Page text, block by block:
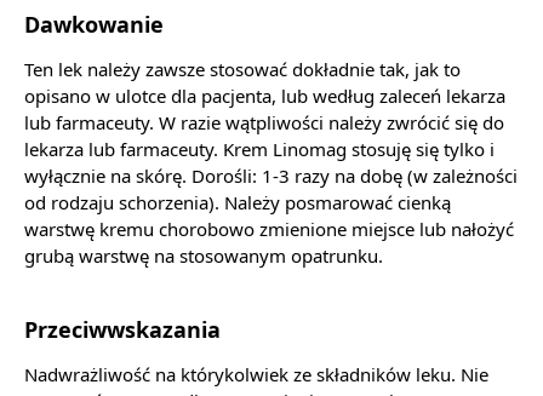
Dawkowanie
Ten lek należy zawsze stosować dokładnie tak, jak to
opisano w ulotce dla pacjenta, lub według zaleceń lekarza
lub farmaceuty. W razie wątpliwości należy zwrócić się do
lekarza lub farmaceuty. Krem Linomag stosuję się tylko i
wyłącznie na skórę. Dorośli: 1-3 razy na dobę (w zależności
od rodzaju schorzenia). Należy posmarować cienką
warstwę kremu chorobowo zmienione miejsce lub nałożyć
grubą warstwę na stosowanym opatrunku.
Przeciwwskazania
Nadwrażliwość na którykolwiek ze składników leku. Nie